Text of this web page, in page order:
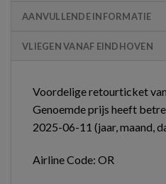
AANVULLENDE INFORMATIE
VLIEGEN VANAF EINDHOVEN
Voordelige retourticket
Genoemde prijs heeft
2025-06-11 (jaar, maand,
Airline Code: OR